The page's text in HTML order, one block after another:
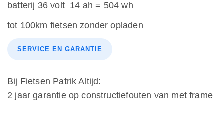
batterij 36 volt 14 ah = 504 wh
tot 100km fietsen zonder opladen
SERVICE EN GARANTIE
Bij Fietsen Patrik Altijd:
2 jaar garantie op constructiefouten van met frame